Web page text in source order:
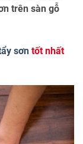
trên sàn gỗ
sơn tốt nhất